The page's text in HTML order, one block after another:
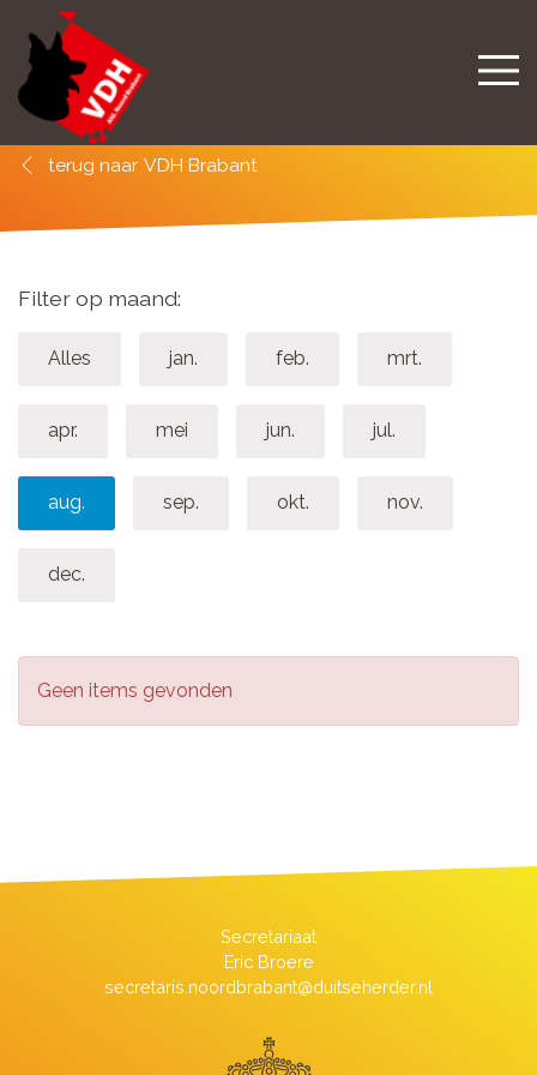
VDH Brabant
Filter op maand:
Alles jan. feb. mrt.
apr. mei jun. jul.
aug. sep. okt. nov.
dec.
Geen items gevonden
Secretariaat
Eric Broere
secretaris.noordbrabant@duitseherder.nl